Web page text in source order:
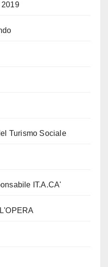
2019
Turismo Sociale
IT.A.CA'